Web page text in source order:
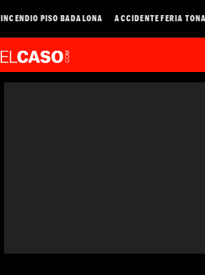
INCENDIO PISO BADALONA ACCIDENTE FERIA TONA